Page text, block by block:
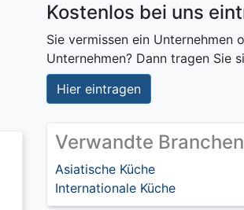
Kostenlos bei uns
Sie vermissen ein Unternehmen
Unternehmen? Dann tragen Sie
Hier eintragen
Verwandte Branchen
Asiatische Küche
Internationale Küche